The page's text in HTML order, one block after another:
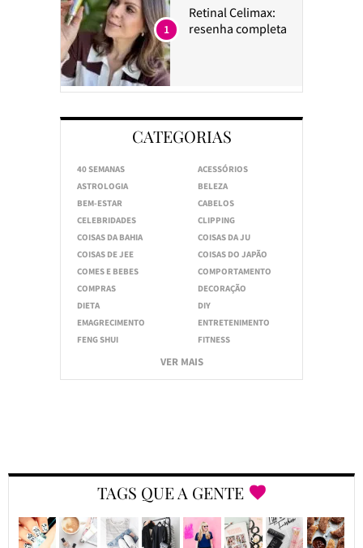
Retinal Celimax:
resenha completa
1
CATEGORIAS
40 SEMANAS
ACESSÓRIOS
ASTROLOGIA
BELEZA
BEM-ESTAR
CABELOS
CELEBRIDADES
CLIPPING
COISAS DA BAHIA
COISAS DA JU
COISAS DE JEE
COISAS DO JAPÃO
COMES E BEBES
COMPORTAMENTO
COMPRAS
DECORAÇÃO
DIETA
DIY
EMAGRECIMENTO
ENTRETENIMENTO
FENG SHUI
FITNESS
VER MAIS
TAGS QUE A GENTE